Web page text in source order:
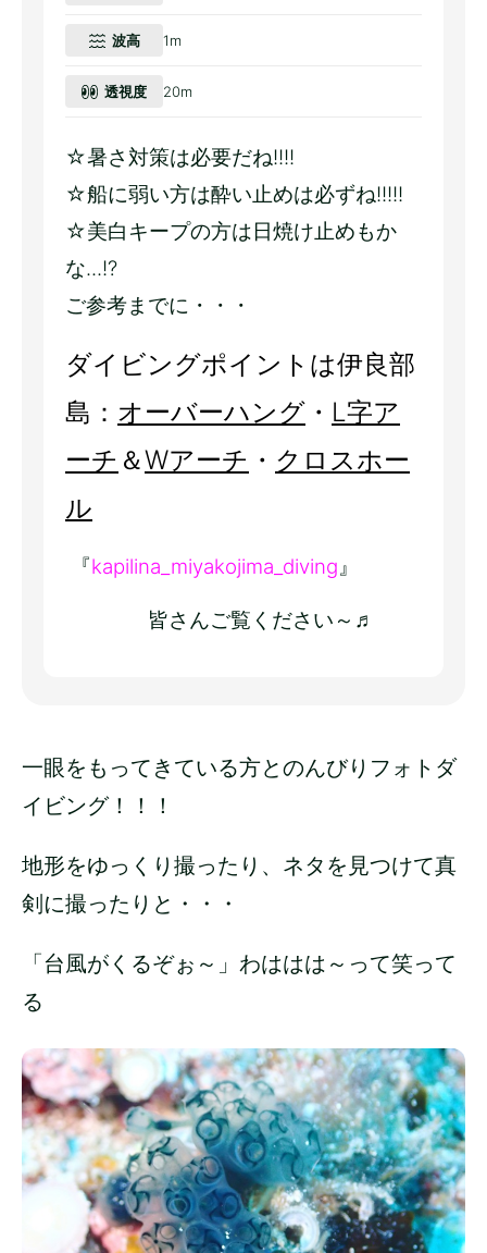
波高 1m
透視度 20m
☆暑さ対策は必要だね!!!!
☆船に弱い方は酔い止めは必ずね!!!!!
☆美白キープの方は日焼け止めもか
な...!?
ご参考までに・・・
ダイビングポイントは伊良部
島： オーバーハング ・ L字ア
ーチ ＆Wアーチ ・ クロスホー
ル
『kapilina_miyakojima_diving』
皆さんご覧ください～♬
一眼をもってきている方とのんびりフォトダ
イビング！！！
地形をゆっくり撮ったり、ネタを見つけて真
剣に撮ったりと・・・
「台風がくるぞぉ～」わははは～って笑って
る